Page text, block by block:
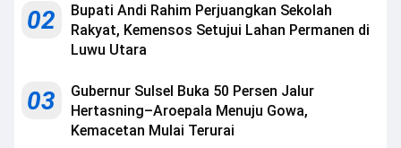
02
Bupati Andi Rahim Perjuangkan Sekolah
Rakyat, Kemensos Setujui Lahan Permanen di
Luwu Utara
03
Gubernur Sulsel Buka 50 Persen Jalur
Hertasning–Aroepala Menuju Gowa,
Kemacetan Mulai Terurai